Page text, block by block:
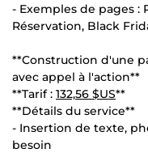
- Exemples de pages :
Réservation, Black
**Construction d'une
avec appel à l'action**
**Tarif : 132,56 $US**
**Détails du service**
- Insertion de texte,
besoin